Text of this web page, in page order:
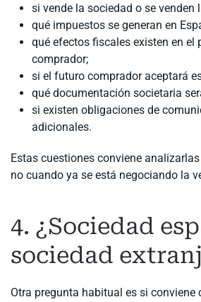
si vende la sociedad o se venden
qué impuestos se generan en
qué efectos fiscales existen en el
comprador;
si el futuro comprador aceptará
qué documentación societaria
si existen obligaciones de
adicionales.
Estas cuestiones conviene
no cuando ya se está negociando la
4. ¿Sociedad
sociedad
Otra pregunta habitual es si conviene